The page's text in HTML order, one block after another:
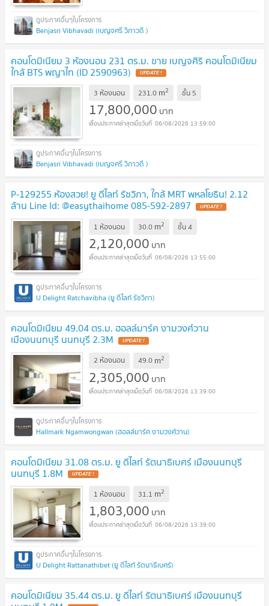
Benjasri Vibhavadi (เบญจศรี วิภาวดี )
คอนโดมิเนียม 3 ห้องนอน 231 ตร.ม. ขาย เบญจศิริ คอนโดมิเนียม
ใกล้ BTS พญาไท (ID 2590963) UPDATE !
3 ห้องนอน 231.0 m2 ชั้น 5
17,800,000 บาท
06/08/2026 13:59:00
Benjasri Vibhavadi (เบญจศรี วิภาวดี )
P-129255 ห้องสวย! ยู ดีไลท์ รัชวิภา, ใกล้ MRT พหลโยธิน! 2.12
ล้าน Line Id: @easythaihome 085-592-2897 UPDATE !
1 ห้องนอน 30.0 m2 ชั้น4
2,120,000 บาท
06/08/2026 13:55:00
U Delight Ratchavibha (ยู ดีไลท์ รัชวิภา)
คอนโดมิเนียม 49.04 ตร.ม. ฮอลล์มาร์ค งามวงศ์วาน
เมืองนนทบุรี นนทบุรี 2.3M UPDATE !
2 ห้องนอน 49.0 m2
2,305,000 บาท
06/08/2026 13:39:00
Hallmark Ngamwongwan (ฮอลล์มาร์ค งามวงศ์วาน)
คอนโดมิเนียม 31.08 ตร.ม. ยู ดีไลท์ รัตนาธิเบศร์ เมืองนนทบุรี
นนทบุรี 1.8M UPDATE !
1 ห้องนอน 31.1 m2
1,803,000 บาท
06/08/2026 13:39:00
U Delight Rattanathibet (ยู ดีไลท์ รัตนาธิเบศร์)
คอนโดมิเนียม 35.44 ตร.ม. ยู ดีไลท์ รัตนาธิเบศร์ เมืองนนทบุรี